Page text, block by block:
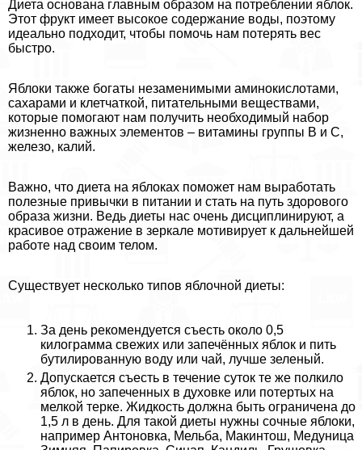
Диета основана главным образом на потрeблении яблок.
Этот фрукт имеет высокое содержание воды, поэтому
идеально подходит, чтобы помочь нам потерять вес
быстро.
Яблоки также богаты незаменимыми аминокислотами,
сахарами и клетчаткой, питательными веществами,
которые помогают нам получить необходимый набор
жизненно важных элементов – витамины группы В и С,
железо, калий.
Важно, что диета на яблоках поможет нам выработать
полезные привычки в питании и стать на путь здорового
образа жизни. Ведь диеты нас очень дисциплинируют, а
красивое отражение в зеркале мотивирует к дальнейшей
работе над своим телом.
Существует несколько типов яблочной диеты:
За день рекомендуется съесть около 0,5
килограмма свежих или запечённых яблок и пить
бутилированную воду или чай, лучше зеленый.
Допускается съесть в течение суток те же полкило
яблок, но запеченных в духовке или потертых на
мелкой терке. Жидкость должна быть ограничена до
1,5 л в день. Для такой диеты нужны сочные яблоки,
например Антоновка, Мельба, Макинтош, Медуница